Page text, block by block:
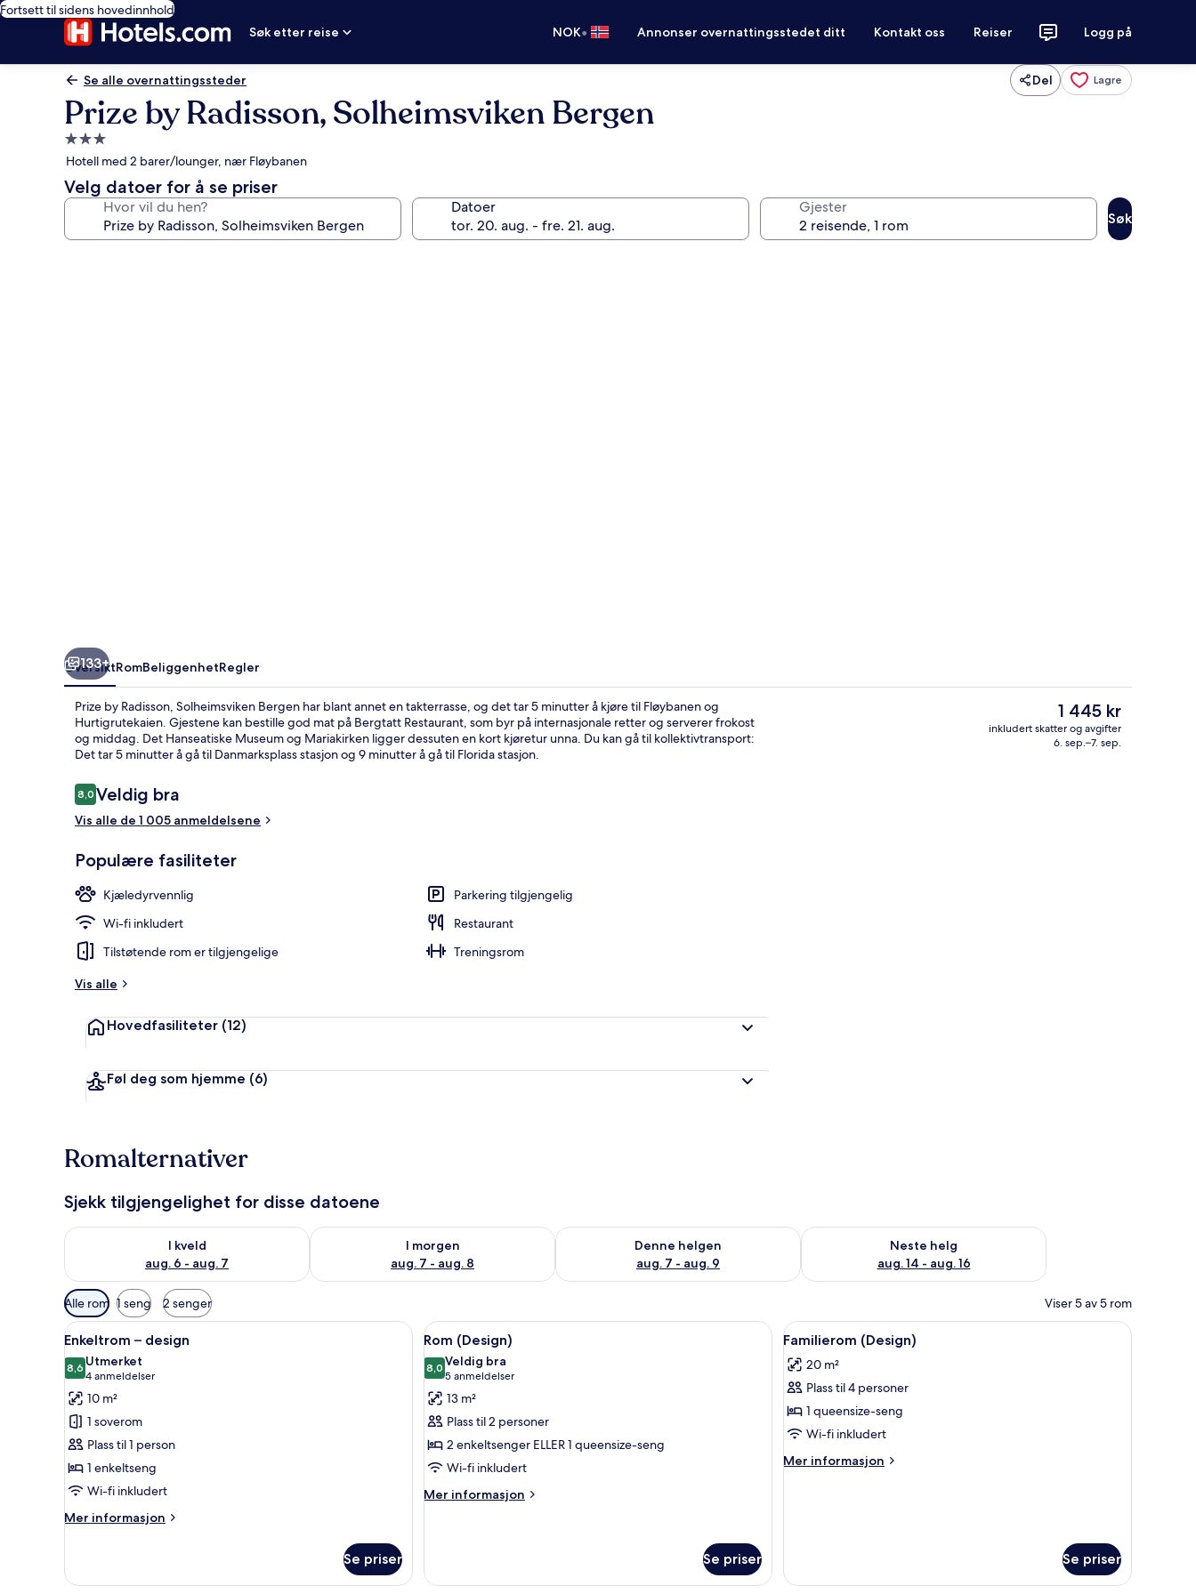
Fortsett til sidens hovedinnhold
Søk etter reise
NOK• Annonser overnattingsstedet ditt Kontakt oss Reiser Logg på
Se alle overnattingssteder Del Lagre
Prize by Radisson, Solheimsviken Bergen
Overnattingssted
med
3.0
stjerner
Hotell med 2 barer/lounger, nær Fløybanen
Velg datoer for å se priser
Hvor vil du hen? Datoer Gjester
Søk
Frokost og middag serveres
133+
OversiktRomBeliggenhetRegler
Prize by Radisson, Solheimsviken Bergen har blant annet en takterrasse, og det tar 5 minutter å kjøre til Fløybanen og
Hurtigrutekaien. Gjestene kan bestille god mat på Bergtatt Restaurant, som byr på internasjonale retter og serverer frokost
og middag. Det Hanseatiske Museum og Mariakirken ligger dessuten en kort kjøretur unna. Du kan gå til kollektivtransport:
Det tar 5 minutter å gå til Danmarksplass stasjon og 9 minutter å gå til Florida stasjon.
Anmeldelser
8,08,0 av 10 –
Veldig bra
Vis alle de 1 005 anmeldelsene
Populære fasiliteter
Kjæledyrvennlig
Parkering tilgjengelig
Wi-fi inkludert
Restaurant
Tilstøtende rom er tilgjengelige
Treningsrom
Vis alle
Hovedfasiliteter (12)
Føl deg som hjemme (6)
Den
nåværende
prisen
1 445 kr
inkludert skatter og avgifter
6. sep.–7. sep.
Romalternativer
Sjekk tilgjengelighet for disse datoene
I kveld
aug. 6 - aug. 7
Sjekk tilgjengelighet for i kveld, aug. 6 - aug. 7
I morgen
aug. 7 - aug. 8
Sjekk tilgjengelighet for i morgen, aug. 7 - aug. 8
Denne helgen
aug. 7 - aug. 9
Sjekk tilgjengelighet for denne helgen, aug. 7 - aug. 9
Neste helg
aug. 14 - aug. 16
Sjekk tilgjengelighet for neste helg, aug. 14 - aug. 16
Tilgjengelige
filtre
for
rom
Alle rom 1 seng 2 senger Viser 5 av 5 rom
Åpne
alle
bildene
av
Enkeltrom
–
design
Enkeltrom – design | Sengetøy av topp kvalitet, senger med overmadrass og skrivebord
5
Enkeltrom – design
8,68,6 av 10
Utmerket
4 anmeldelser
(4
anmeldelser)
10 m²
1 soverom
Plass til 1 person
1 enkeltseng
Wi-fi inkludert
Mer informasjon
Mer
–
Se priser
Åpne
alle
bildene
av
Rom
(Design)
Rom (Design) | Sengetøy av topp kvalitet, senger med overmadrass og skrivebord
13
Rom (Design)
8,08,0 av 10
Veldig bra
5 anmeldelser
(5
anmeldelser)
13 m²
Plass til 2 personer
2 enkeltsenger ELLER 1 queensize-seng
Wi-fi inkludert
Mer informasjon
Mer
Se priser
Åpne
alle
bildene
av
Familierom
(Design)
Familierom (Design) | Sengetøy av topp
9
Familierom (Design)
20 m²
Plass til 4 personer
1 queensize-seng
Wi-fi inkludert
Mer informasjon
Mer
Se priser